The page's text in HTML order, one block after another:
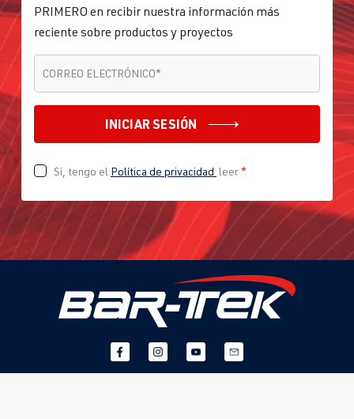
PRIMERO en recibir nuestra información más
reciente sobre productos y proyectos
CORREO ELECTRÓNICO*
INICIAR SESIÓN
Sí, tengo el Política de privacidad leer*